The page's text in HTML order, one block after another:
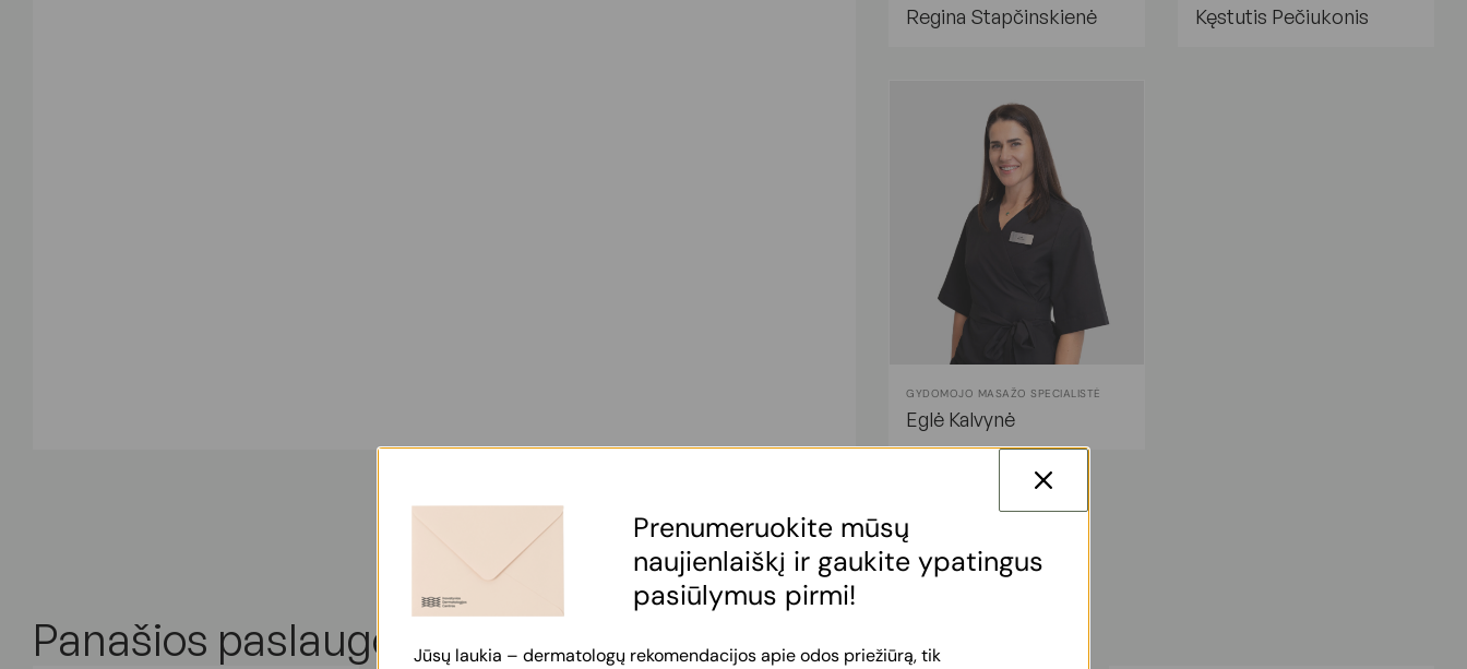
Regina Stapčinskienė Kęstutis Pečiukonis
GYDOMOJO MASAŽO SPECIALISTĖ
Eglė Kalvynė
Panašios paslaugos
Prenumeruokite mūsų
naujienlaiškį ir gaukite ypatingus
pasiūlymus pirmi!
Jūsų laukia – dermatologų rekomendacijos apie odos priežiūrą, tik